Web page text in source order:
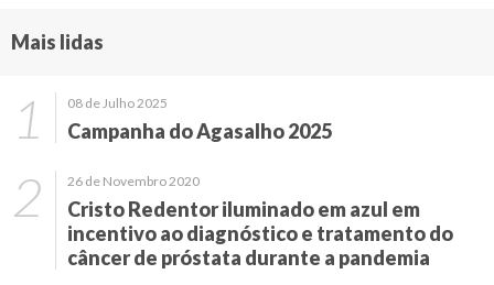
Mais lidas
08 de Julho 2025
Campanha do Agasalho 2025
26 de Novembro 2020
Cristo Redentor iluminado em azul em
incentivo ao diagnóstico e tratamento do
câncer de próstata durante a pandemia